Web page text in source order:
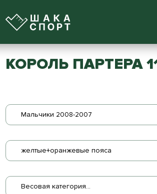
КОРОЛЬ ПАРТЕРА
Мальчики 2008-2007
желтые+оранжевые пояса
Весовая категория...